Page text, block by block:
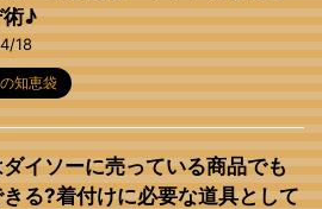
術♪
18
知恵袋
イソーに売っている商品でも
る?着付けに必要な道具として